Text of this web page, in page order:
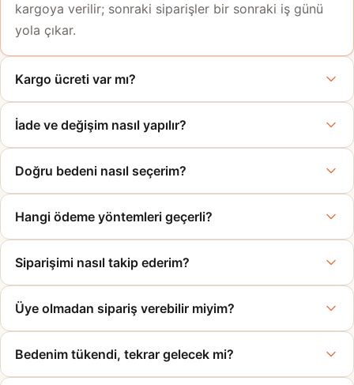
kargoya verilir; sonraki siparişler bir sonraki iş günü
yola çıkar.
Kargo ücreti var mı?
İade ve değişim nasıl yapılır?
Doğru bedeni nasıl seçerim?
Hangi ödeme yöntemleri geçerli?
Siparişimi nasıl takip ederim?
Üye olmadan sipariş verebilir miyim?
Bedenim tükendi, tekrar gelecek mi?